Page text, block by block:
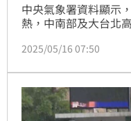
中央氣象署資料顯示
熱，中南部及大台北
氣風險分析師吳聖宇
西南季風肇始，若鋒
鋒面架構。
2025/05/16 07:50